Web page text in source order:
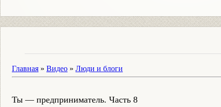
Главная » Видео » Люди и блоги
Ты — предприниматель. Часть 8